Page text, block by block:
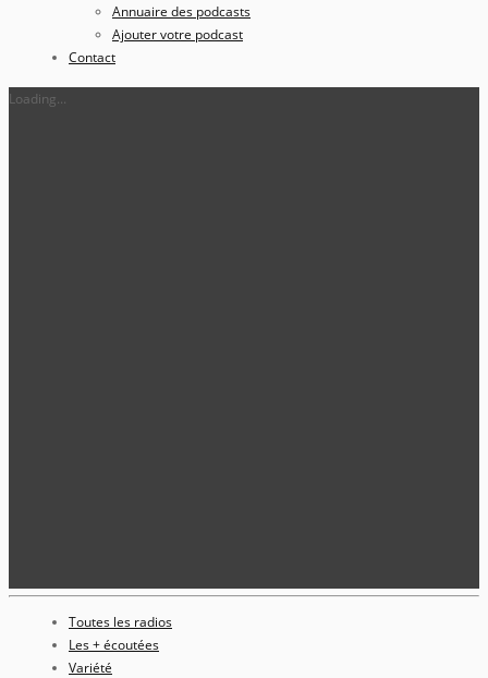
Annuaire des podcasts
Ajouter votre podcast
Contact
Loading...
Toutes les radios
Les + écoutées
Variété